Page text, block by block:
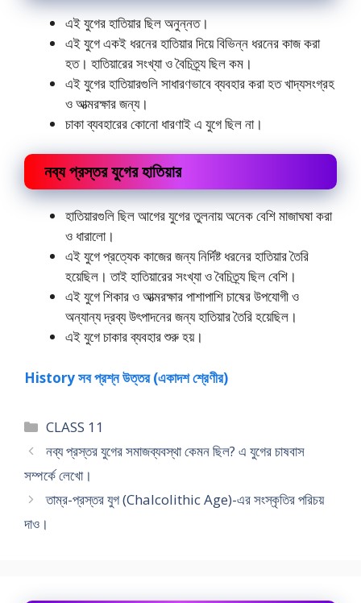
এই যুগের হাতিয়ার ছিল অনুন্নত।
এই যুগে একই ধরনের হাতিয়ার দিয়ে বিভিন্ন ধরনের কাজ করা
হত। হাতিয়ারের সংখ্যা ও বৈচিত্র্য ছিল কম।
এই যুগের হাতিয়ারগুলি সাধারণভাবে ব্যবহার করা হত খাদ্যসংগ্রহ
ও আত্মরক্ষার জন্য।
চাকা ব্যবহারের কোনো ধারণাই এ যুগে ছিল না।
নব্য প্রস্তর যুগের হাতিয়ার
হাতিয়ারগুলি ছিল আগের যুগের তুলনায় অনেক বেশি মাজাঘষা করা
ও ধারালাে।
এই যুগে প্রত্যেক কাজের জন্য নির্দিষ্ট ধরনের হাতিয়ার তৈরি
হয়েছিল। তাই হাতিয়ারের সংখ্যা ও বৈচিত্র্য ছিল বেশি।
এই যুগে শিকার ও আত্মরক্ষার পাশাপাশি চাষের উপযােগী ও
অন্যান্য দ্রব্য উৎপাদনের জন্য হাতিয়ার তৈরি হয়েছিল।
এই যুগে চাকার ব্যবহার শুরু হয়।
History সব প্রশ্ন উত্তর (একাদশ শ্রেণীর)
Categories
CLASS 11
নব্য প্রস্তর যুগের সমাজব্যবস্থা কেমন ছিল? এ যুগের চাষবাস
সম্পর্কে লেখাে।
তাম্র-প্রস্তর যুগ (Chalcolithic Age)-এর সংস্কৃতির পরিচয়
দাও।